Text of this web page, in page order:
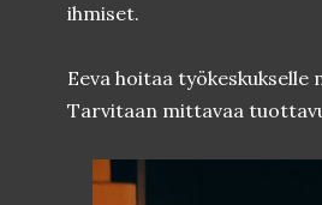
ihmiset.
Eeva hoitaa
Tarvitaan mittavaa